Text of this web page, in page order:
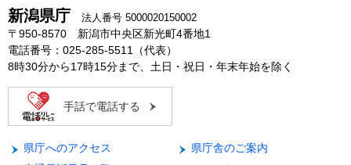
新潟県庁 法人番号 5000020150002
〒950-8570 新潟市中央区新光町4番地1
電話番号：025-285-5511（代表）
8時30分から17時15分まで、土日・祝日・年末年始を除く
手話で電話する
県庁へのアクセス
県庁舎のご案内